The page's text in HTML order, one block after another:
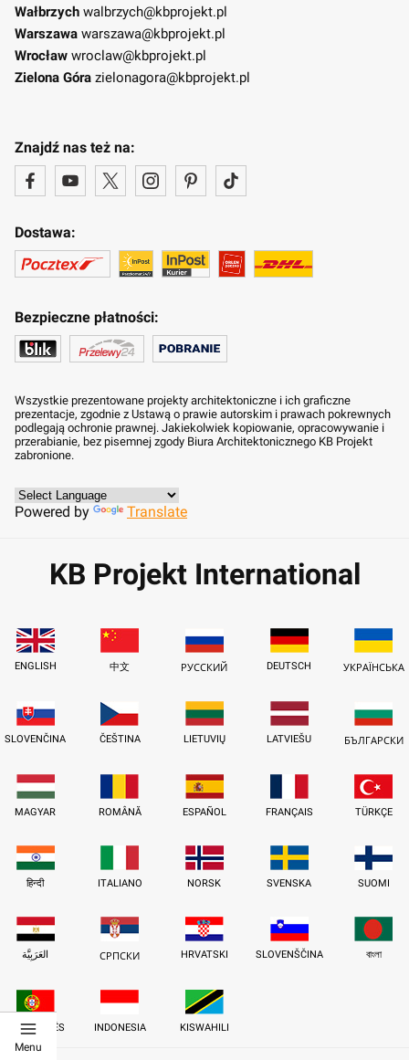
Wałbrzych walbrzych@kbprojekt.pl
Warszawa warszawa@kbprojekt.pl
Wrocław wroclaw@kbprojekt.pl
Zielona Góra zielonagora@kbprojekt.pl
Znajdź nas też na:
Dostawa:
Bezpieczne płatności:
Wszystkie prezentowane projekty architektoniczne i ich graficzne
prezentacje, zgodnie z Ustawą o prawie autorskim i prawach pokrewnych
podlegają ochronie prawnej. Jakiekolwiek kopiowanie, opracowywanie i
przerabianie, bez pisemnej zgody Biura Architektonicznego KB Projekt
zabronione.
Powered by Translate
KB Projekt International
ENGLISH 中文 РУССКИЙ DEUTSCH УКРАЇНСЬКА
SLOVENČINA ČEŠTINA LIETUVIŲ LATVIEŠU БЪЛГАРСКИ
MAGYAR ROMÂNĂ ESPAÑOL FRANÇAIS TÜRKÇE
हिन्दी ITALIANO NORSK SVENSKA SUOMI
العَرَبِيَّة СРПСКИ HRVATSKI SLOVENŠČINA বাংলা
PORTUGUÊS INDONESIA KISWAHILI
Menu